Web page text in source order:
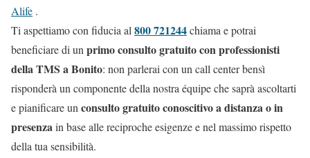
Alife .
Ti aspettiamo con fiducia al 800 721244chiama e potrai
beneficiare di un primo consulto gratuito con professionisti
della TMS a Bonito: non parlerai con un call center bensì
risponderà un componente della nostra équipe che saprà ascoltarti
e pianificare un consulto gratuito conoscitivo a distanza o in
presenzain base alle reciproche esigenze e nel massimo rispetto
della tua sensibilità.